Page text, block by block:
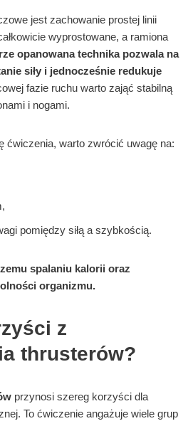
jest zachowanie prostej linii
wyprostowane, a ramiona
opanowana technika pozwala na
siły i jednocześnie redukuje
fazie ruchu warto zająć stabilną
i nogami.
ćwiczenia, warto zwrócić uwagę na:
pomiędzy siłą a szybkością.
spalaniu kalorii oraz
organizmu.
z
thrusterów?
przynosi szereg korzyści dla
To ćwiczenie angażuje wiele grup